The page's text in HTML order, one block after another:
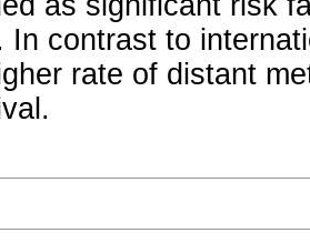
In contrast to
rate of distant